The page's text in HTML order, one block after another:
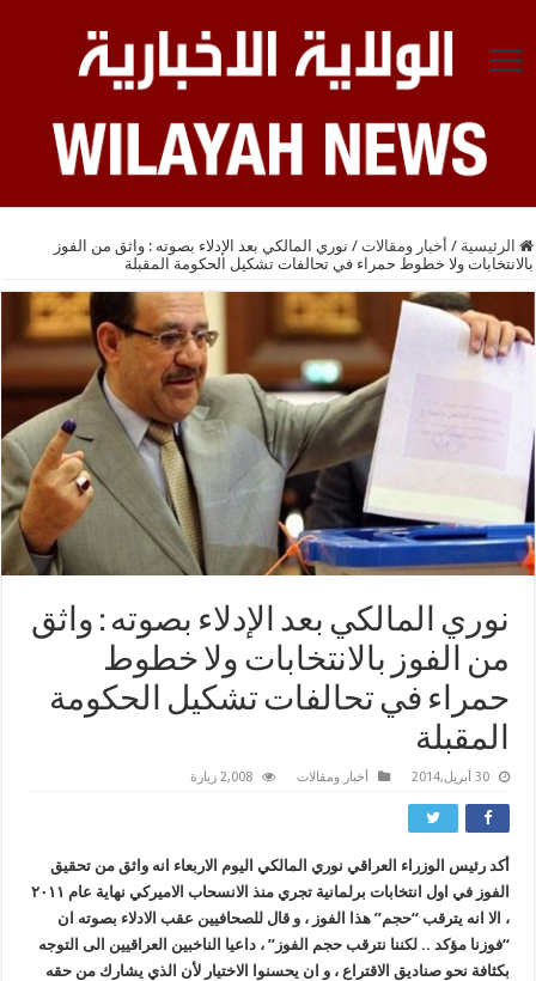
الرئيسية / أخبار ومقالات / نوري المالكي بعد الإدلاء بصوته : واثق من الفوز
بالانتخابات ولا خطوط حمراء في تحالفات تشكيل الحكومة المقبلة
نوري المالكي بعد الإدلاء بصوته : واثق
من الفوز بالانتخابات ولا خطوط
حمراء في تحالفات تشكيل الحكومة
المقبلة
30 أبريل,2014 أخبار ومقالات 2,008 زيارة
أكد رئيس الوزراء العراقي نوري المالكي اليوم الاربعاء انه واثق من تحقيق
الفوز في اول انتخابات برلمانية تجري منذ الانسحاب الاميركي نهاية عام ۲۰۱۱
، الا انه يترقب “حجم” هذا الفوز ، و قال للصحافيين عقب الادلاء بصوته ان
“فوزنا مؤكد .. لكننا نترقب حجم الفوز” ، داعيا الناخبين العراقيين الى التوجه
بكثافة نحو صناديق الاقتراع ، و ان يحسنوا الاختيار لأن الذي يشارك من حقه